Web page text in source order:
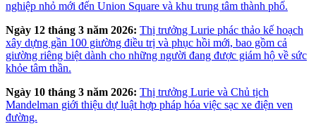
nghiệp nhỏ mới đến Union Square và khu trung tâm thành phố.
Ngày 12 tháng 3 năm 2026: Thị trưởng Lurie phác thảo kế hoạch
xây dựng gần 100 giường điều trị và phục hồi mới, bao gồm cả
giường riêng biệt dành cho những người đang được giám hộ về sức
khỏe tâm thần.
Ngày 10 tháng 3 năm 2026: Thị trưởng Lurie và Chủ tịch
Mandelman giới thiệu dự luật hợp pháp hóa việc sạc xe điện ven
đường.